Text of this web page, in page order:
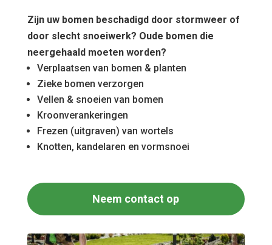
Zijn uw bomen beschadigd door stormweer of
door slecht snoeiwerk? Oude bomen die
neergehaald moeten worden?
Verplaatsen van bomen & planten
Zieke bomen verzorgen
Vellen & snoeien van bomen
Kroonverankeringen
Frezen (uitgraven) van wortels
Knotten, kandelaren en vormsnoei
Neem contact op